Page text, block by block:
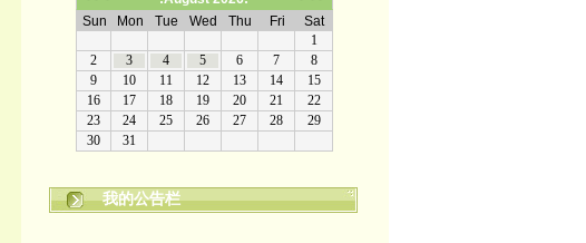
我的公告栏
哪裡有自由，哪裡就是祖國